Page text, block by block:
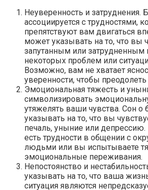
Неуверенность и затруднения.
ассоциируется с трудностями,
препятствуют вам двигаться
может указывать на то, что вы
запутанным или
некоторых проблем или
Возможно, вам не хватает
уверенности, чтобы преодолеть
Эмоциональная тяжесть и
символизировать
утяжелять ваши чувства. Сон о
указывать на то, что вы
печаль, уныние или
есть трудности в общении с
людьми или вы испытываете
эмоциональные переживания.
Непостоянство и
указывать на то, что ваша
ситуация являются